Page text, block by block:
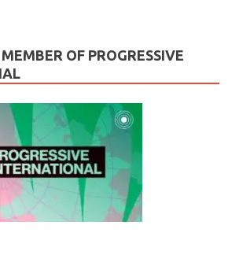
OF PROGRESSIVE